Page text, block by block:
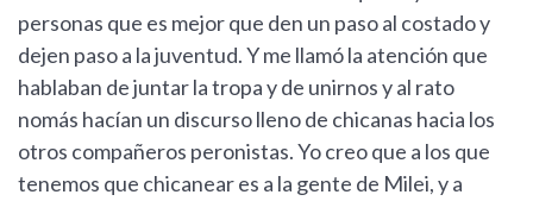
personas que es mejor que den un paso al costado y
dejen paso a la juventud. Y me llamó la atención que
hablaban de juntar la tropa y de unirnos y al rato
nomás hacían un discurso lleno de chicanas hacia los
otros compañeros peronistas. Yo creo que a los que
tenemos que chicanear es a la gente de Milei, y a